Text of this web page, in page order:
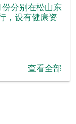
份分别在松山东
，设有健康资
查看全部